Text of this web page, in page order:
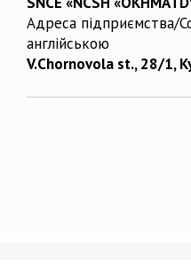
Адреса підприємства/
англійською
V.Chornovola st., 28/1,